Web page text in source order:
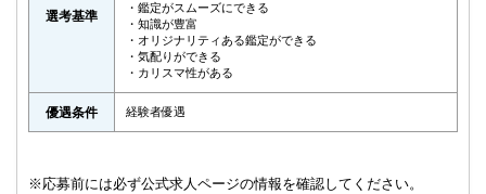
選考基準
・鑑定がスムーズにできる
・知識が豊富
・オリジナリティある鑑定ができる
・気配りができる
・カリスマ性がある
優遇条件 経験者優遇
※応募前には必ず公式求人ページの情報を確認してください。